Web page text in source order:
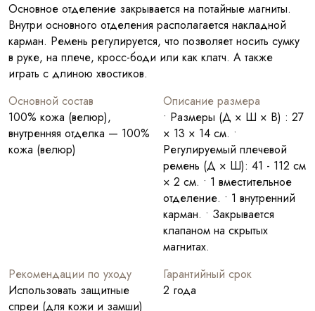
Основное отделение закрывается на потайные магниты.
Внутри основного отделения располагается накладной
карман. Ремень регулируется, что позволяет носить сумку
в руке, на плече, кросс-боди или как клатч. А также
играть с длиною хвостиков.
Основной состав
100% кожа (велюр),
внутренняя отделка — 100%
кожа (велюр)
Описание размера
• Размеры (Д × Ш × В) : 27
× 13 × 14 см. •
Регулируемый плечевой
ремень (Д × Ш): 41 - 112 см
× 2 см. • 1 вместительное
отделение. • 1 внутренний
карман. • Закрывается
клапаном на скрытых
магнитах.
Рекомендации по уходу
Использовать защитные
спреи (для кожи и замши)
Гарантийный срок
2 года